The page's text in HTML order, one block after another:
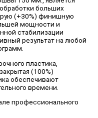
больших
(+30%) финишную
мощности и
стабилизации
результат на любой
пластика,
(100%)
обеспечивают
времени.
профессионального